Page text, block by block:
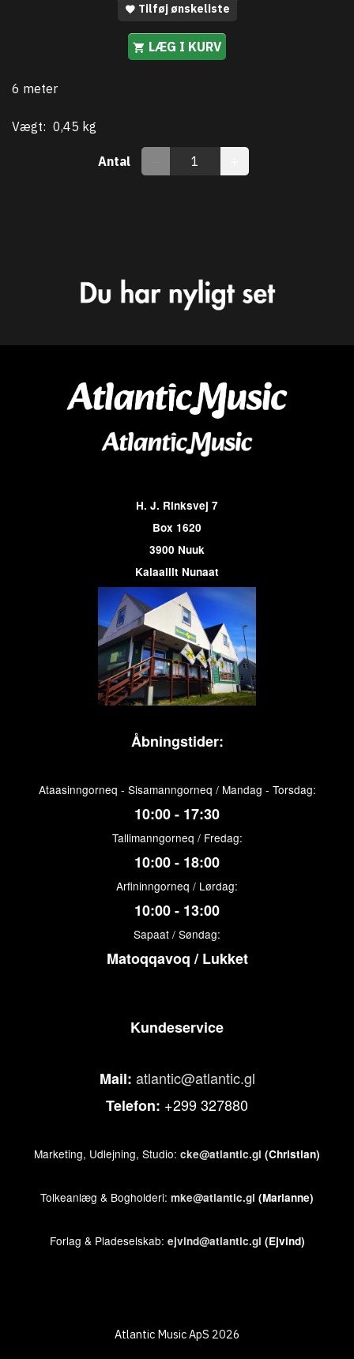
Tilføj ønskeliste
LÆG I KURV
6 meter
Vægt: 0,45 kg
Antal
H. J. Rinksvej 7
Box 1620
3900 Nuuk
Kalaallit Nunaat
Åbningstider:
Ataasinngorneq - Sisamanngorneq / Mandag - Torsdag:
10:00 - 17:30
Tallimanngorneq / Fredag:
10:00 - 18:00
Arfininngorneq / Lørdag:
10:00 - 13:00
Sapaat / Søndag:
Matoqqavoq / Lukket
Kundeservice
Mail: atlantic@atlantic.gl
Telefon: +299 327880
Marketing, Udlejning, Studio: cke@atlantic.gl (Christian)
Tolkeanlæg & Bogholderi: mke@atlantic.gl (Marianne)
Forlag & Pladeselskab: ejvind@atlantic.gl (Ejvind)
Atlantic Music ApS 2026